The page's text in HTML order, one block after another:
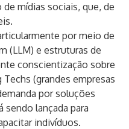
mídias sociais, que, de
por meio de
(LLM) e estruturas de
conscientização sobre
(grandes empresas
por soluções
sendo lançada para
indivíduos.